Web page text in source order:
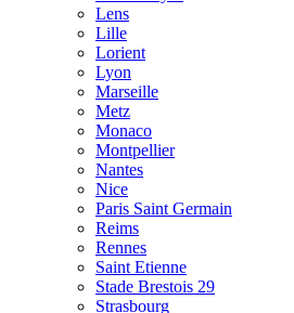
Lens
Lille
Lorient
Lyon
Marseille
Metz
Monaco
Montpellier
Nantes
Nice
Paris Saint Germain
Reims
Rennes
Saint Etienne
Stade Brestois 29
Strasbourg